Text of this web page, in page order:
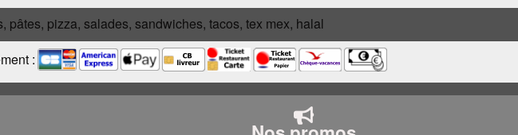
pâtes, pizza, salades, sandwiches, tacos, tex mex, halal
: